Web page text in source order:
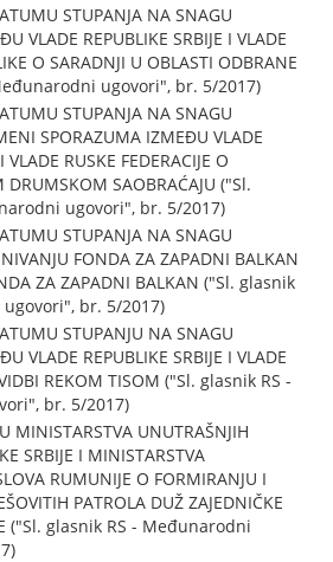
STUPANJA NA SNAGU
VLADE REPUBLIKE SRBIJE I VLADE
O SARADNJI U OBLASTI ODBRANE
ugovori", br. 5/2017)
STUPANJA NA SNAGU
SPORAZUMA IZMEĐU VLADE
VLADE RUSKE FEDERACIJE O
SAOBRAĆAJU ("Sl.
ugovori", br. 5/2017)
STUPANJA NA SNAGU
FONDA ZA ZAPADNI BALKAN
ZA ZAPADNI BALKAN ("Sl. glasnik
br. 5/2017)
STUPANJU NA SNAGU
VLADE REPUBLIKE SRBIJE I VLADE
REKOM TISOM ("Sl. glasnik RS -
br. 5/2017)
MINISTARSTVA UNUTRAŠNJIH
SRBIJE I MINISTARSTVA
RUMUNIJE O FORMIRANJU I
PATROLA DUŽ ZAJEDNIČKE
("Sl. glasnik RS - Međunarodni